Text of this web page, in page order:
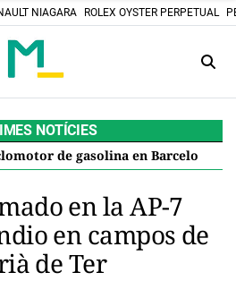
NIAGARA ROLEX OYSTER PERPETUAL
NOTÍCIES
el Ayuntamiento te paga 600 euros por jubilarlo: así se solicita la ayuda
en la AP-7
en campos de
de Ter